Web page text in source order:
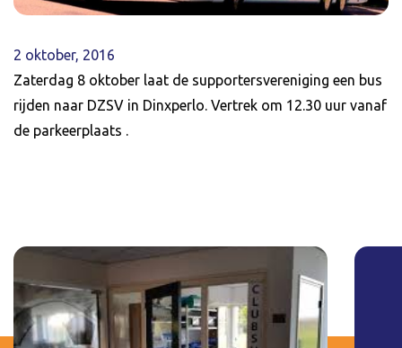
2 oktober, 2016
Zaterdag 8 oktober laat de supportersvereniging een bus
rijden naar DZSV in Dinxperlo. Vertrek om 12.30 uur vanaf
de parkeerplaats .